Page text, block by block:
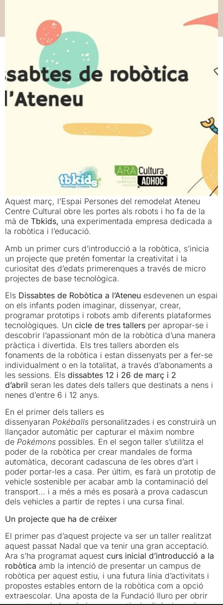
Aquest març, l’Espai Persones del remodelat Ateneu
Centre Cultural obre les portes als robots i ho fa de la
mà de Tbkids, una experimentada empresa dedicada a
la robòtica i l’educació.
Amb un primer curs d’introducció a la robòtica, s’inicia
un projecte que pretén fomentar la creativitat i la
curiositat des d’edats primerenques a través de micro
projectes de base tecnològica.
Els Dissabtes de Robòtica a l’Ateneu esdevenen un espai
on els infants poden imaginar, dissenyar, crear,
programar prototips i robots amb diferents plataformes
tecnològiques. Un cicle de tres tallers per apropar-se i
descobrir l’apassionant món de la robòtica d’una manera
pràctica i divertida. Els tres tallers aborden els
fonaments de la robòtica i estan dissenyats per a fer-se
individualment o en la totalitat, a través d’abonaments a
les sessions. Els dissabtes 12 i 26 de març i 2
d’abril seran les dates dels tallers que destinats a nens i
nenes d’entre 6 i 12 anys.
En el primer dels tallers es
dissenyaran Pokéballs personalitzades i es construirà un
llançador automàtic per capturar el màxim nombre
de Pokémons possibles. En el segon taller s’utilitza el
poder de la robòtica per crear mandales de forma
automàtica, decorant cadascuna de les obres d’art i
poder portar-les a casa. Per últim, es farà un prototip de
vehicle sostenible per acabar amb la contaminació del
transport… i a més a més es posarà a prova cadascun
dels vehicles a partir de reptes i una cursa final.
Un projecte que ha de créixer
El primer pas d’aquest projecte va ser un taller realitzat
aquest passat Nadal que va tenir una gran acceptació.
Ara s’ha programat aquest curs inicial d’introducció a la
robòtica amb la intenció de presentar un campus de
robòtica per aquest estiu, i una futura línia d’activitats i
propostes estables entorn de la robòtica com a opció
extraescolar. Una aposta de la Fundació Iluro per obrir